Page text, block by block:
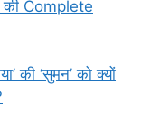
Complete
की ‘सुमन’ को क्यों